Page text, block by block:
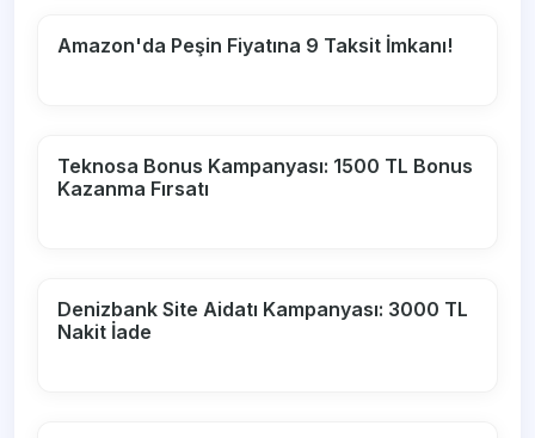
Amazon'da Peşin Fiyatına 9 Taksit İmkanı!
Teknosa Bonus Kampanyası: 1500 TL Bonus
Kazanma Fırsatı
Denizbank Site Aidatı Kampanyası: 3000 TL
Nakit İade